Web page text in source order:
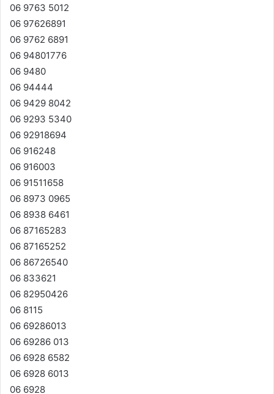
06 9763 5012
06 97626891
06 9762 6891
06 94801776
06 9480
06 94444
06 9429 8042
06 9293 5340
06 92918694
06 916248
06 916003
06 91511658
06 8973 0965
06 8938 6461
06 87165283
06 87165252
06 86726540
06 833621
06 82950426
06 8115
06 69286013
06 69286 013
06 6928 6582
06 6928 6013
06 6928